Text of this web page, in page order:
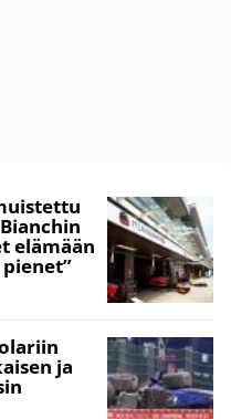
elämään
ja